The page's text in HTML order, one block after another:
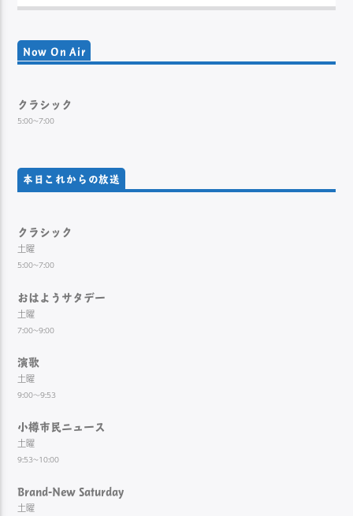
Now On Air
クラシック
5:00~7:00
本日これからの放送
クラシック
土曜
5:00~7:00
おはようサタデー
土曜
7:00~9:00
演歌
土曜
9:00～9:53
小樽市民ニュース
土曜
9:53~10:00
Brand-New Saturday
土曜